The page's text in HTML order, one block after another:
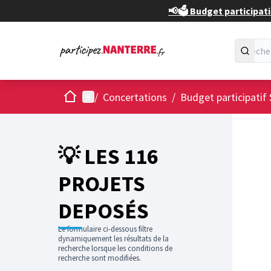
📢🗳️ Budget
AccueilMenu principal
/ Concertations / Budget participatif
💡 LES 116
PROJETS
DEPOSÉS
Le formulaire ci-dessous filtre
dynamiquement les résultats de la
recherche lorsque les conditions de
recherche sont modifiées.